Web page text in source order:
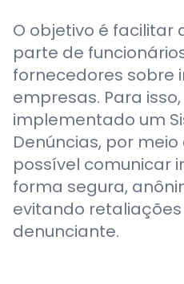
O objetivo é facilitar
parte de
fornecedores sobre
empresas. Para
implementado um
Denúncias, por
possível comunicar
forma segura,
evitando
denunciante.